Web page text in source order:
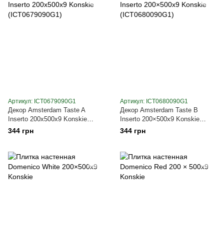
Артикул: ICT0679090G1
Декор Amsterdam Taste A
Inserto 200x500x9 Konskie
(ICT0679090G1)
344 грн
Артикул: ICT0680090G1
Декор Amsterdam Taste B
Inserto 200×500x9 Konskie
(ICT0680090G1)
344 грн